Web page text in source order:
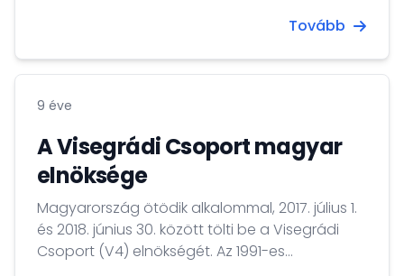
is meg kívánja szólítani, közelebb hozvaTovább
9 éve
A Visegrádi Csoport magyar
elnöksége
Magyarország ötödik alkalommal, 2017. július 1.
és 2018. június 30. között tölti be a Visegrádi
Csoport (V4) elnökségét. Az 1991-es